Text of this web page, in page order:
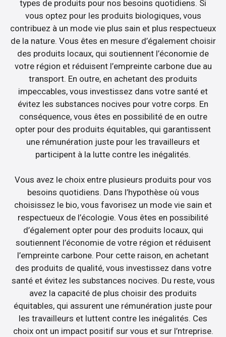
types de produits pour nos besoins quotidiens. Si
vous optez pour les produits biologiques, vous
contribuez à un mode vie plus sain et plus respectueux
de la nature. Vous êtes en mesure d’également choisir
des produits locaux, qui soutiennent l’économie de
votre région et réduisent l’empreinte carbone due au
transport. En outre, en achetant des produits
impeccables, vous investissez dans votre santé et
évitez les substances nocives pour votre corps. En
conséquence, vous êtes en possibilité de en outre
opter pour des produits équitables, qui garantissent
une rémunération juste pour les travailleurs et
participent à la lutte contre les inégalités.
Vous avez le choix entre plusieurs produits pour vos
besoins quotidiens. Dans l’hypothèse où vous
choisissez le bio, vous favorisez un mode vie sain et
respectueux de l’écologie. Vous êtes en possibilité
d’également opter pour des produits locaux, qui
soutiennent l’économie de votre région et réduisent
l’empreinte carbone. Pour cette raison, en achetant
des produits de qualité, vous investissez dans votre
santé et évitez les substances nocives. Du reste, vous
avez la capacité de plus choisir des produits
équitables, qui assurent une rémunération juste pour
les travailleurs et luttent contre les inégalités. Ces
choix ont un impact positif sur vous et sur l’ntreprise.